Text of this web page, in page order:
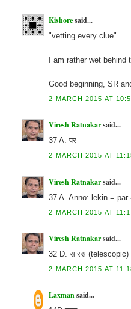
Kishoresaid...
"vetting every clue"
I am rather wet
Good beginning, SR
2 MARCH 2015 AT
Viresh Ratnakarsaid...
37 A. पर
2 MARCH 2015 AT
Viresh Ratnakarsaid...
37 A. Anno: lekin =
2 MARCH 2015 AT
Viresh Ratnakarsaid...
32 D. सारस (telescopic)
2 MARCH 2015 AT
Laxmansaid...